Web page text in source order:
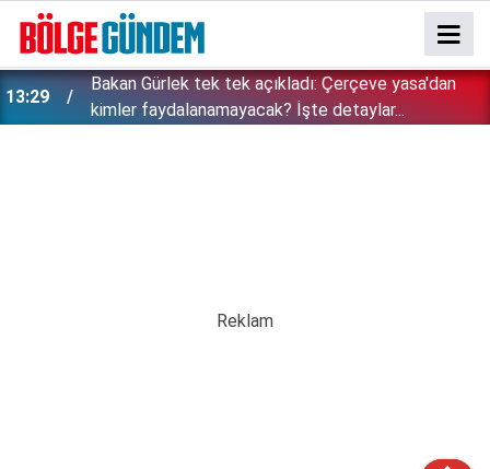
13:29
Bakan Gürlek tek tek açıkladı: Çerçeve yasa'dan
kimler faydalanamayacak? İşte detaylar...